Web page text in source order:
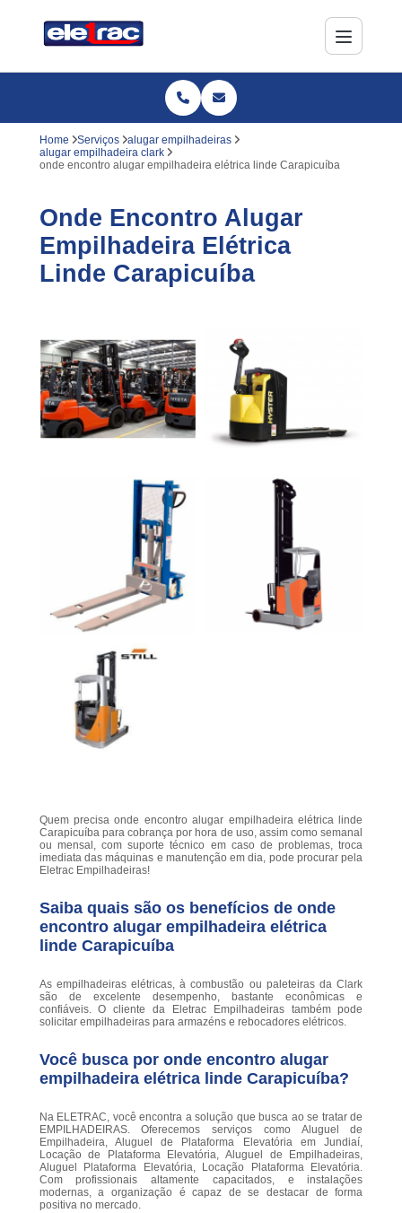
Home Serviços
alugar empilhadeiras
alugar empilhadeira clark
onde encontro alugar empilhadeira elétrica linde Carapicuíba
Onde Encontro Alugar
Empilhadeira Elétrica
Linde Carapicuíba
Quem precisa onde encontro alugar empilhadeira elétrica linde
Carapicuíba para cobrança por hora de uso, assim como semanal
ou mensal, com suporte técnico em caso de problemas, troca
imediata das máquinas e manutenção em dia, pode procurar pela
Eletrac Empilhadeiras!
Saiba quais são os benefícios de onde
encontro alugar empilhadeira elétrica
linde Carapicuíba
As empilhadeiras elétricas, à combustão ou paleteiras da Clark
são de excelente desempenho, bastante econômicas e
confiáveis. O cliente da Eletrac Empilhadeiras também pode
solicitar empilhadeiras para armazéns e rebocadores elétricos.
Você busca por onde encontro alugar
empilhadeira elétrica linde Carapicuíba?
Na ELETRAC, você encontra a solução que busca ao se tratar de
EMPILHADEIRAS. Oferecemos serviços como Aluguel de
Empilhadeira, Aluguel de Plataforma Elevatória em Jundiaí,
Locação de Plataforma Elevatória, Aluguel de Empilhadeiras,
Aluguel Plataforma Elevatória, Locação Plataforma Elevatória.
Com profissionais altamente capacitados, e instalações
modernas, a organização é capaz de se destacar de forma
positiva no mercado.